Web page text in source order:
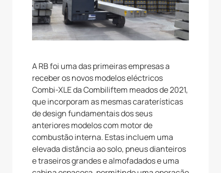
A RB foi uma das primeiras empresas a
receber os novos modelos eléctricos
Combi-XLE da Combiliftem meados de 2021,
que incorporam as mesmas caraterísticas
de design fundamentais dos seus
anteriores modelos com motor de
combustão interna. Estas incluem uma
elevada distância ao solo, pneus dianteiros
e traseiros grandes e almofadados e uma